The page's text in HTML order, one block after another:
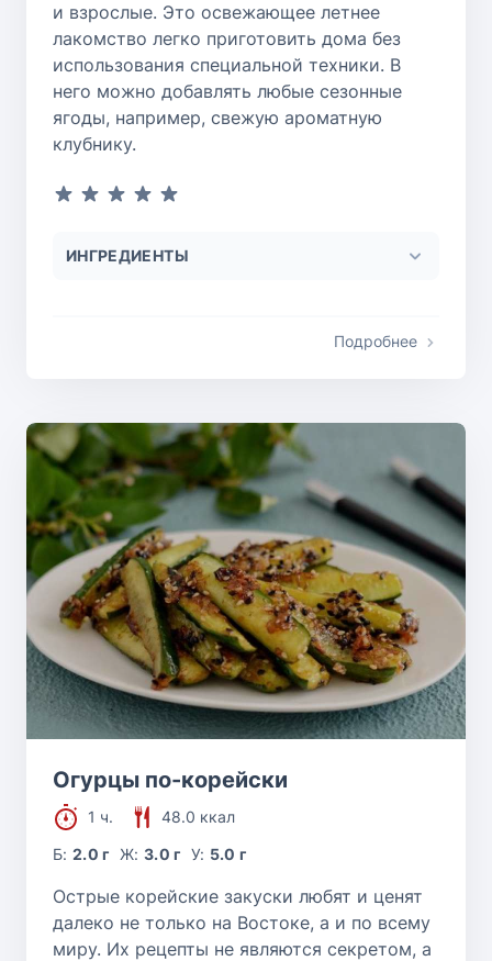
и взрослые. Это освежающее летнее
лакомство легко приготовить дома без
использования специальной техники. В
него можно добавлять любые сезонные
ягоды, например, свежую ароматную
клубнику.
ИНГРЕДИЕНТЫ
Подробнее
Огурцы по-корейски
1 ч.
48.0 ккал
Б:2.0 г Ж: 3.0 г У: 5.0 г
Острые корейские закуски любят и ценят
далеко не только на Востоке, а и по всему
миру. Их рецепты не являются секретом, а